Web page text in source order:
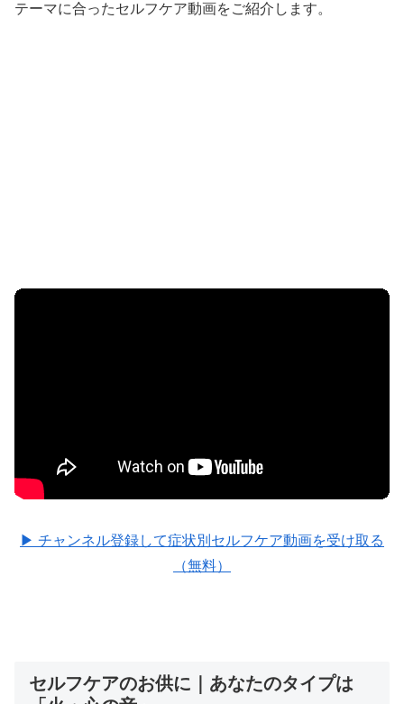
テーマに合ったセルフケア動画をご紹介します。
▶ チャンネル登録して症状別セルフケア動画を受け取る
（無料）
セルフケアのお供に｜あなたのタイプは